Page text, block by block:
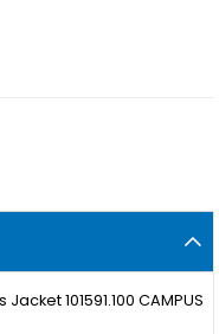
101591.100 CAMPUS